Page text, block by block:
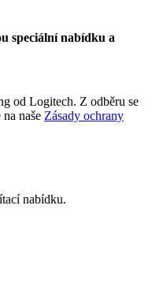
speciální nabídku a
od Logitech. Z odběru se
naše Zásady ochrany
nabídku.